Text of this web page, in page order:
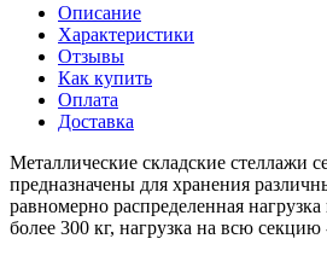
Описание
Характеристики
Отзывы
Как купить
Оплата
Доставка
Металлические складские стеллажи
предназначены для хранения
равномерно распределенная
более 300 кг, нагрузка на всю секцию